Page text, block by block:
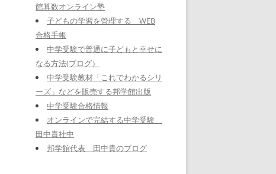
館算数オンライン塾
子どもの学習を管理する WEB
合格手帳
中学受験で普通に子どもと幸せに
なる方法(ブログ）
中学受験教材「これでわかるシリ
ーズ」などを販売する邦学館出版
中学受験合格情報
オンラインで完結する中学受験
田中貴社中
邦学館代表 田中貴のブログ